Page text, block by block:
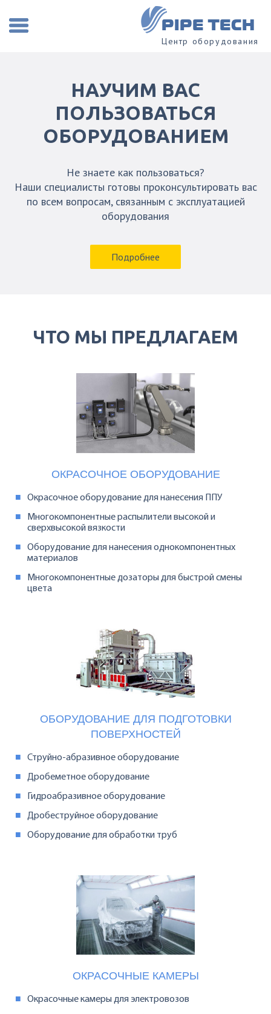
PIPE TECH
Центр оборудования
НАУЧИМ ВАС
ПОЛЬЗОВАТЬСЯ
ОБОРУДОВАНИЕМ
Не знаете как пользоваться?
Наши специалисты готовы проконсультировать вас
по всем вопросам, связанным с эксплуатацией
оборудования
Подробнее
ЧТО МЫ ПРЕДЛАГАЕМ
ОКРАСОЧНОЕ ОБОРУДОВАНИЕ
Окрасочное оборудование для нанесения ППУ
Многокомпонентные распылители высокой и
сверхвысокой вязкости
Оборудование для нанесения однокомпонентных
материалов
Многокомпонентные дозаторы для быстрой смены
цвета
ОБОРУДОВАНИЕ ДЛЯ ПОДГОТОВКИ
ПОВЕРХНОСТЕЙ
Струйно-абразивное оборудование
Дробеметное оборудование
Гидроабразивное оборудование
Дробеструйное оборудование
Оборудование для обработки труб
ОКРАСОЧНЫЕ КАМЕРЫ
Окрасочные камеры для электровозов